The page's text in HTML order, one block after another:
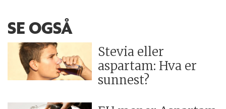
SE OGSÅ
Stevia eller
aspartam: Hva er
sunnest?